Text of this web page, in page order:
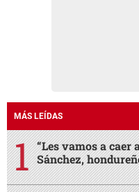
MÁS LEÍDAS
“Les vamos a caer
Sánchez,